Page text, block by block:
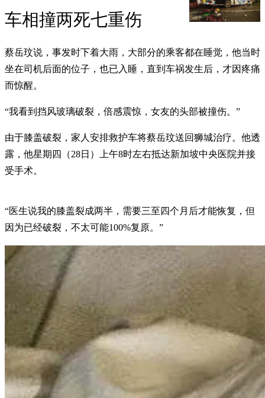
车相撞两死七重伤
蔡岳玟说，事发时下着大雨，大部分的乘客都在睡觉，他当时
坐在司机后面的位子，也已入睡，直到车祸发生后，才因疼痛
而惊醒。
“我看到挡风玻璃破裂，倍感震惊，女友的头部被撞伤。”
由于膝盖破裂，家人安排救护车将蔡岳玟送回狮城治疗。他透
露，他星期四（28日）上午8时左右抵达新加坡中央医院并接
受手术。
“医生说我的膝盖裂成两半，需要三至四个月后才能恢复，但
因为已经破裂，不太可能100%复原。”